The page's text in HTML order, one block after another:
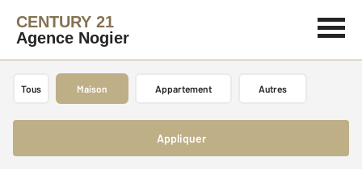
CENTURY 21
Agence Nogier
Tous Maison Appartement Autres
Appliquer